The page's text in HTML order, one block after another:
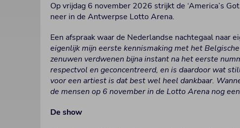
Op vrijdag 6 november 2026 strijkt de ‘America’s
neer in de Antwerpse Lotto Arena.
Een afspraak waar de Nederlandse nachtegaal naar
eigenlijk mijn eerste kennismaking met het
zenuwen verdwenen bijna instant na het eerste
respectvol en geconcentreerd, en is daardoor wat
voor een artiest is dat best wel heel dankbaar.
de mensen op 6 november in de Lotto Arena nog
De show